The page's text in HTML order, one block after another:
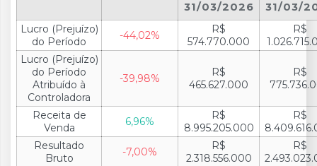
31/03/2026
31/03/
Lucro (Prejuízo)
do Período
-44,02%
R$
574.770.000
R$
Lucro (Prejuízo)
do Período
Atribuído à
Controladora
-39,98%
R$
465.627.000
R$
Receita de
Venda
6,96%
R$
8.995.205.000
R$
Resultado
Bruto
-7,00%
R$
2.318.556.000
R$